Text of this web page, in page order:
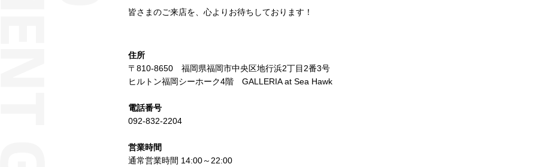
皆さまのご来店を、心よりお待ちしております！
住所
〒810-8650 福岡県福岡市中央区地行浜2丁目2番3号
ヒルトン福岡シーホーク4階 GALLERIA at Sea Hawk
電話番号
092-832-2204
営業時間
通常営業時間 14:00～22:00